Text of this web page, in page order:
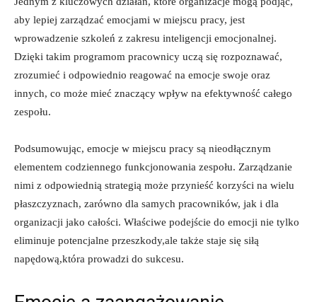
aby lepiej zarządzać emocjami w miejscu pracy, jest
wprowadzenie szkoleń z zakresu inteligencji emocjonalnej.
Dzięki takim programom pracownicy uczą się rozpoznawać,
zrozumieć i odpowiednio reagować na emocje swoje oraz
innych, co może mieć znaczący wpływ na efektywność całego
zespołu.
Podsumowując, emocje w miejscu pracy są nieodłącznym
elementem codziennego funkcjonowania zespołu. Zarządzanie
nimi z odpowiednią strategią może przynieść korzyści na wielu
płaszczyznach, zarówno dla samych pracowników, jak i dla
organizacji jako całości. Właściwe podejście do emocji nie tylko
eliminuje potencjalne przeszkody,ale także staje się siłą
napędową,która prowadzi do sukcesu.